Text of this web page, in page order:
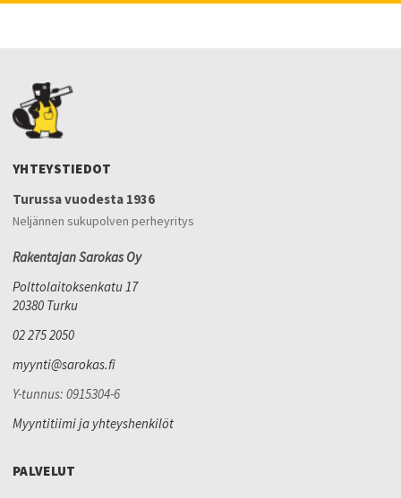
YHTEYSTIEDOT
Turussa vuodesta 1936
Neljännen sukupolven perheyritys
Rakentajan Sarokas Oy
Polttolaitoksenkatu 17
20380 Turku
02 275 2050
myynti@sarokas.fi
Y-tunnus: 0915304-6
Myyntitiimi ja yhteyshenkilöt
PALVELUT